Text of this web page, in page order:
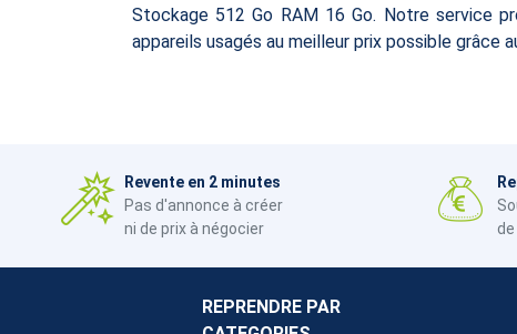
Stockage 512 Go RAM 16 Go. Notre service
appareils usagés au meilleur prix possible grâce
Revente en 2 minutes
Pas d'annonce à créer
ni de prix à négocier
REPRENDRE PAR